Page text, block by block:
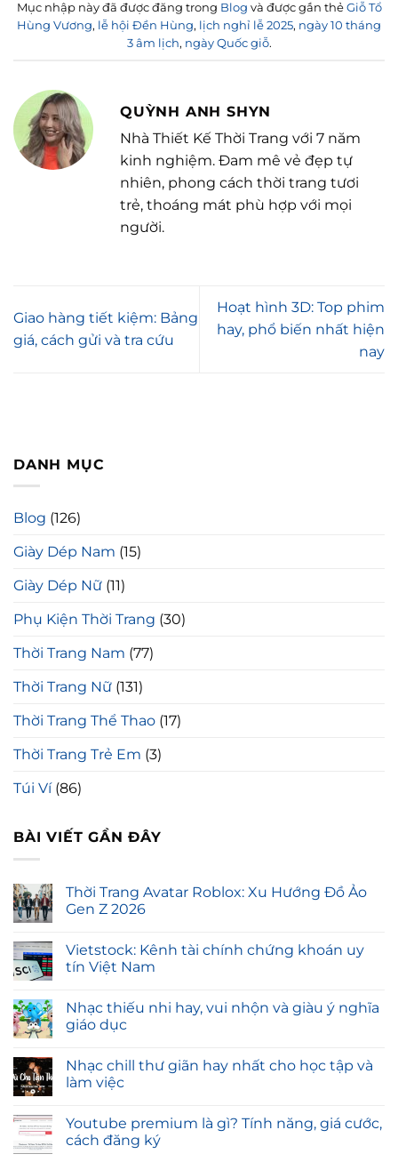
DANH MỤC
Blog (126)
Giày Dép Nam (15)
Giày Dép Nữ (11)
Phụ Kiện Thời Trang (30)
Thời Trang Nam (77)
Thời Trang Nữ (131)
Thời Trang Thể Thao (17)
Thời Trang Trẻ Em (3)
Túi Ví(86)
BÀI VIẾT GẦN ĐÂY
Thời Trang Avatar Roblox: Xu Hướng Đồ Ảo
Gen Z 2026
Vietstock: Kênh tài chính chứng khoán uy
tín Việt Nam
Nhạc thiếu nhi hay, vui nhộn và giàu ý nghĩa
giáo dục
Nhạc chill thư giãn hay nhất cho học tập và
làm việc
Youtube premium là gì? Tính năng, giá cước,
cách đăng ký
Mục nhập này đã được đăng trong Blog và được gắn thẻ Giỗ Tổ
Hùng Vương, lễ hội Đền Hùng, lịch nghỉ lễ 2025, ngày 10 tháng
3 âm lịch, ngày Quốc giỗ.
QUỲNH ANH SHYN
Nhà Thiết Kế Thời Trang với 7 năm
kinh nghiệm. Đam mê vẻ đẹp tự
nhiên, phong cách thời trang tươi
trẻ, thoáng mát phù hợp với mọi
người.
Giao hàng tiết kiệm: Bảng
giá, cách gửi và tra cứu
Hoạt hình 3D: Top phim
hay, phổ biến nhất hiện
nay